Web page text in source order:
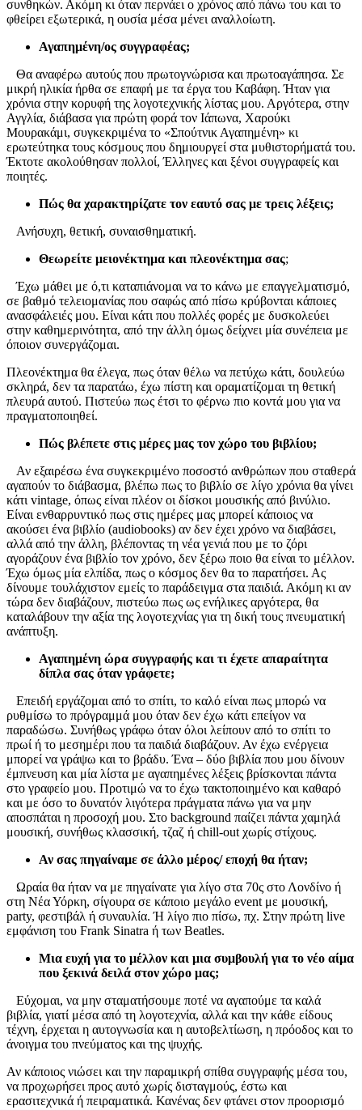
συνθηκών. Ακόμη κι όταν περνάει ο χρόνος από πάνω του και το
φθείρει εξωτερικά, η ουσία μέσα μένει αναλλοίωτη.
Αγαπημένη/ος συγγραφέας;
Θα αναφέρω αυτούς που πρωτογνώρισα και πρωτοαγάπησα. Σε
μικρή ηλικία ήρθα σε επαφή με τα έργα του Καβάφη. Ήταν για
χρόνια στην κορυφή της λογοτεχνικής λίστας μου. Αργότερα, στην
Αγγλία, διάβασα για πρώτη φορά τον Ιάπωνα, Χαρούκι
Μουρακάμι, συγκεκριμένα το «Σπούτνικ Αγαπημένη» κι
ερωτεύτηκα τους κόσμους που δημιουργεί στα μυθιστορήματά του.
Έκτοτε ακολούθησαν πολλοί, Έλληνες και ξένοι συγγραφείς και
ποιητές.
Πώς θα χαρακτηρίζατε τον εαυτό σας με τρεις λέξεις;
Ανήσυχη, θετική, συναισθηματική.
Θεωρείτε μειονέκτημα και πλεονέκτημα σας;
Έχω μάθει με ό,τι καταπιάνομαι να το κάνω με επαγγελματισμό,
σε βαθμό τελειομανίας που σαφώς από πίσω κρύβονται κάποιες
ανασφάλειές μου. Είναι κάτι που πολλές φορές με δυσκολεύει
στην καθημερινότητα, από την άλλη όμως δείχνει μία συνέπεια με
όποιον συνεργάζομαι.
Πλεονέκτημα θα έλεγα, πως όταν θέλω να πετύχω κάτι, δουλεύω
σκληρά, δεν τα παρατάω, έχω πίστη και οραματίζομαι τη θετική
πλευρά αυτού. Πιστεύω πως έτσι το φέρνω πιο κοντά μου για να
πραγματοποιηθεί.
Πώς βλέπετε στις μέρες μας τον χώρο του βιβλίου;
Αν εξαιρέσω ένα συγκεκριμένο ποσοστό ανθρώπων που σταθερά
αγαπούν το διάβασμα, βλέπω πως το βιβλίο σε λίγο χρόνια θα γίνει
κάτι vintage, όπως είναι πλέον οι δίσκοι μουσικής από βινύλιο.
Είναι ενθαρρυντικό πως στις ημέρες μας μπορεί κάποιος να
ακούσει ένα βιβλίο (audiobooks) αν δεν έχει χρόνο να διαβάσει,
αλλά από την άλλη, βλέποντας τη νέα γενιά που με το ζόρι
αγοράζουν ένα βιβλίο τον χρόνο, δεν ξέρω ποιο θα είναι το μέλλον.
Έχω όμως μία ελπίδα, πως ο κόσμος δεν θα το παρατήσει. Ας
δίνουμε τουλάχιστον εμείς το παράδειγμα στα παιδιά. Ακόμη κι αν
τώρα δεν διαβάζουν, πιστεύω πως ως ενήλικες αργότερα, θα
καταλάβουν την αξία της λογοτεχνίας για τη δική τους πνευματική
ανάπτυξη.
Αγαπημένη ώρα συγγραφής και τι έχετε απαραίτητα
δίπλα σας όταν γράφετε;
Επειδή εργάζομαι από το σπίτι, το καλό είναι πως μπορώ να
ρυθμίσω το πρόγραμμά μου όταν δεν έχω κάτι επείγον να
παραδώσω. Συνήθως γράφω όταν όλοι λείπουν από το σπίτι το
πρωί ή το μεσημέρι που τα παιδιά διαβάζουν. Αν έχω ενέργεια
μπορεί να γράψω και το βράδυ. Ένα – δύο βιβλία που μου δίνουν
έμπνευση και μία λίστα με αγαπημένες λέξεις βρίσκονται πάντα
στο γραφείο μου. Προτιμώ να το έχω τακτοποιημένο και καθαρό
και με όσο το δυνατόν λιγότερα πράγματα πάνω για να μην
αποσπάται η προσοχή μου. Στο background παίζει πάντα χαμηλά
μουσική, συνήθως κλασσική, τζαζ ή chill-out χωρίς στίχους.
Αν σας πηγαίναμε σε άλλο μέρος/ εποχή θα ήταν;
Ωραία θα ήταν να με πηγαίνατε για λίγο στα 70ς στο Λονδίνο ή
στη Νέα Υόρκη, σίγουρα σε κάποιο μεγάλο event με μουσική,
party, φεστιβάλ ή συναυλία. Ή λίγο πιο πίσω, πχ. Στην πρώτη live
εμφάνιση του Frank Sinatra ή των Beatles.
Μια ευχή για το μέλλον και μια συμβουλή για το νέο αίμα
που ξεκινά δειλά στον χώρο μας;
Εύχομαι, να μην σταματήσουμε ποτέ να αγαπούμε τα καλά
βιβλία, γιατί μέσα από τη λογοτεχνία, αλλά και την κάθε είδους
τέχνη, έρχεται η αυτογνωσία και η αυτοβελτίωση, η πρόοδος και το
άνοιγμα του πνεύματος και της ψυχής.
Αν κάποιος νιώσει και την παραμικρή σπίθα συγγραφής μέσα του,
να προχωρήσει προς αυτό χωρίς δισταγμούς, έστω και
ερασιτεχνικά ή πειραματικά. Κανένας δεν φτάνει στον προορισμό